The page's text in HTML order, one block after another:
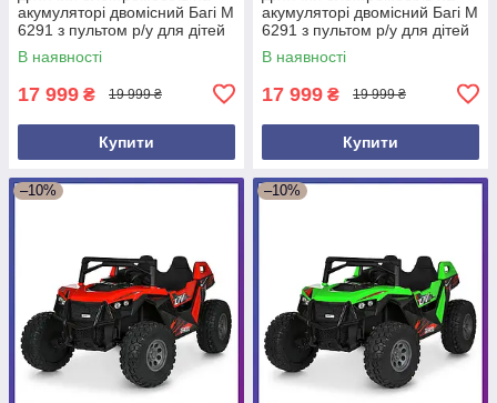
акумуляторі двомісний Багі M
6291 з пультом р/у для дітей
3-8 років Білий
В наявності
17 999 ₴ 19 999 ₴
Купити
акумуляторі двомісний Багі M
6291 з пультом р/у для дітей
3-8 років Чорний
В наявності
17 999 ₴ 19 999 ₴
Купити
–10% –10%